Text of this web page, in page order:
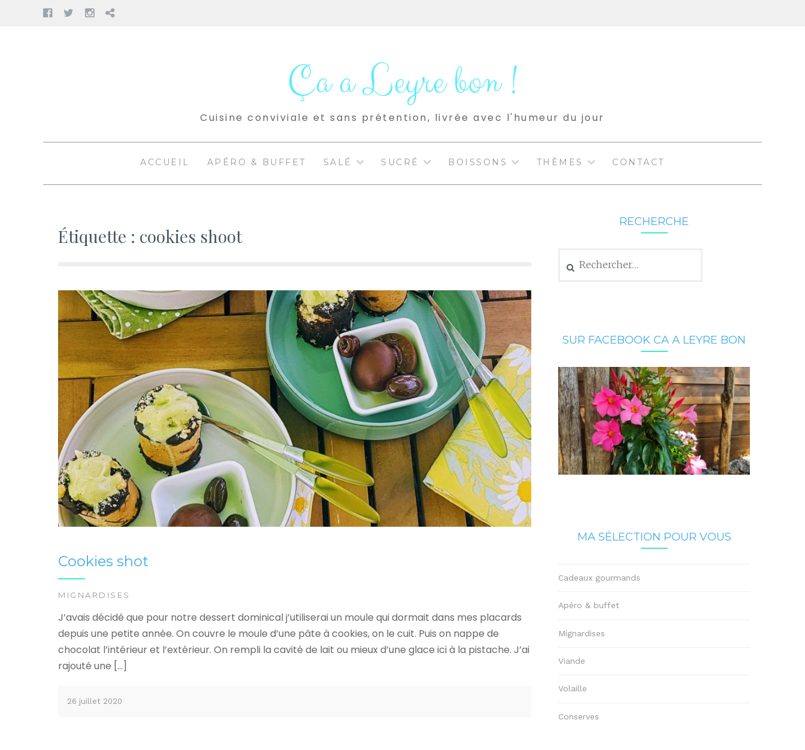
FacebookTwitter
Instagram
Pinterest
Ça a Leyre bon !
Cuisine conviviale et sans prétention, livrée avec l'humeur du jour
ACCUEIL APÉRO & BUFFET SALÉ SUCRÉ BOISSONS THÈMES CONTACT
Étiquette : cookies shoot
Cookies shot
MIGNARDISES
J’avais décidé que pour notre dessert dominical j’utiliserai un moule qui dormait dans mes placards
depuis une petite année. On couvre le moule d’une pâte à cookies, on le cuit. Puis on nappe de
chocolat l’intérieur et l’extérieur. On rempli la cavité de lait ou mieux d’une glace ici à la pistache. J’ai
rajouté une […]
26 juillet 2020
RECHERCHE
SUR FACEBOOK CA A LEYRE BON
MA SÉLECTION POUR VOUS
Cadeaux gourmands
Apéro & buffet
Mignardises
Viande
Volaille
Conserves